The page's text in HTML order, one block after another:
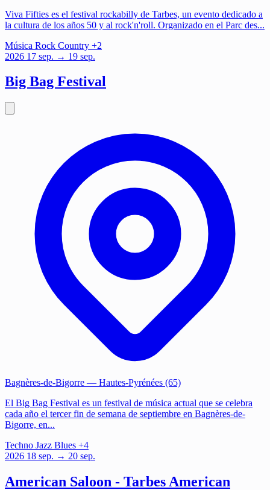
Viva Fifties es el festival rockabilly de Tarbes, un evento dedicado a
la cultura de los años 50 y al rock'n'roll. Organizado en el Parc des...
Música Rock Country +2
2026 17 sep. → 19 sep.
Big Bag Festival
Bagnères-de-Bigorre — Hautes-Pyrénées (65)
El Big Bag Festival es un festival de música actual que se celebra
cada año el tercer fin de semana de septiembre en Bagnères-de-
Bigorre, en...
Techno Jazz Blues +4
2026 18 sep. → 20 sep.
American Saloon - Tarbes American